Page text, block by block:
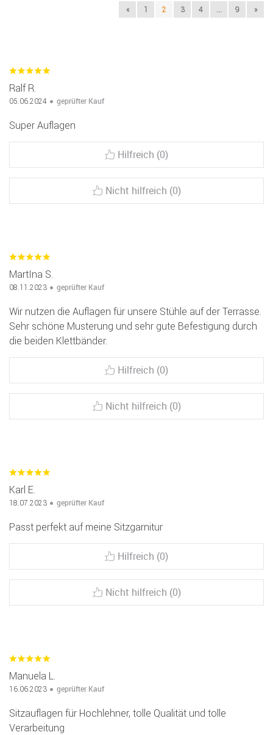
« 1 2 3 4 ... 9 »
Ralf R.
05.06.2024 geprüfter Kauf
Super Auflagen
Hilfreich (0)
Nicht hilfreich (0)
MartIna S.
08.11.2023 geprüfter Kauf
Wir nutzen die Auflagen für unsere Stühle auf der Terrasse.
Sehr schöne Musterung und sehr gute Befestigung durch
die beiden Klettbänder.
Hilfreich (0)
Nicht hilfreich (0)
Karl E.
18.07.2023 geprüfter Kauf
Passt perfekt auf meine Sitzgarnitur
Hilfreich (0)
Nicht hilfreich (0)
Manuela L.
16.06.2023 geprüfter Kauf
Sitzauflagen für Hochlehner, tolle Qualität und tolle
Verarbeitung